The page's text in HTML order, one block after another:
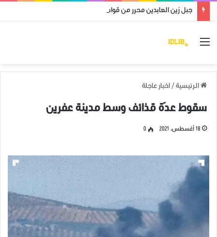
جبل زين العابدين محرر من قوات النظام وميليشياته
القائمة
الرئيسية / اخبار عاجلة
سقوط عدّة قذائف وسط مدينة عفرين
18 أغسطس، 2021 0